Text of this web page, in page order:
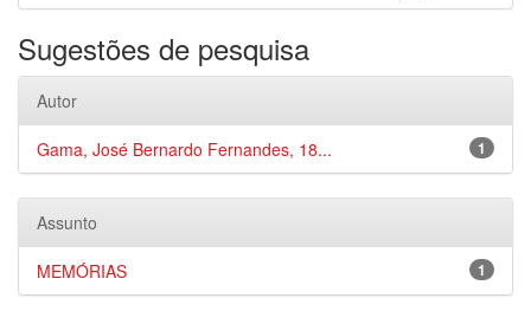
Sugestões de pesquisa
Autor
1
Gama, José Bernardo Fernandes, 18...
Assunto
1
MEMÓRIAS